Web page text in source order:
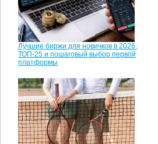
Лучшие биржи для новичков в 2026:
ТОП-25 и пошаговый выбор первой
платформы